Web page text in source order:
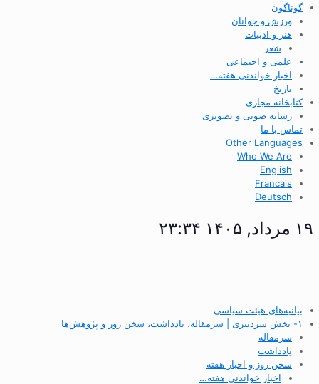
گوناگون
ورزش و جوانان
هنر و ادبیات
شعر
علمی و اجتماعی
اخبار خواندنی هفته…
تاریخ
کتابخانه مجازی
رسانه صوتی و تصویری
تماس با ما
Other Languages
Who We Are
English
Francais
Deutsch
۱۹ مرداد, ۱۴۰۵ ۲۳:۳۴
بیانیه‌های هیئت سیاسی
۱- بخش سردبیری | سرمقاله، یادداشت، سخن روز و پژوهش‌ها
سرمقاله
یادداشت
سخن روز و اخبار هفته
اخبار خواندنی هفته…